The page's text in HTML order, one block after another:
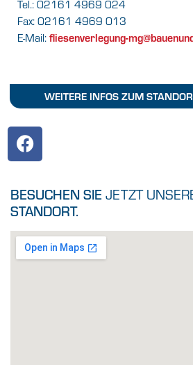
Tel.: 02161 4969 024
Fax: 02161 4969 013
E-Mail: fliesenverlegung-
WEITERE INFOS ZUM
BESUCHEN SIE JETZT
STANDORT.